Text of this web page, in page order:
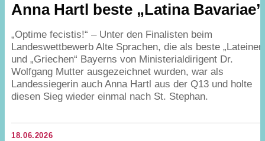
Anna Hartl beste „Latina Bavariae”
„Optime fecistis!“ – Unter den Finalisten beim
Landeswettbewerb Alte Sprachen, die als beste„
und„Griechen“ Bayerns von Ministerialdirigent Dr.
Wolfgang Mutter ausgezeichnet wurden, war als
Landessiegerin auch Anna Hartl aus derQ13 und holte
diesen Sieg wieder einmal nach St. Stephan.
18.06.2026